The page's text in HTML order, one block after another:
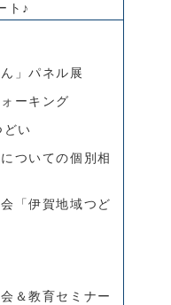
ト♪
」パネル展
ーキング
どい
ついての個別相
「伊賀地域つど
＆教育セミナー